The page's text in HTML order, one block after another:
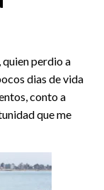
perdio a
dias de vida
conto a
que me